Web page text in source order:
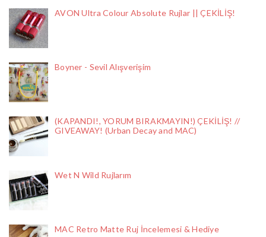
AVON Ultra Colour Absolute Rujlar || ÇEKİLİŞ!
Boyner - Sevil Alışverişim
(KAPANDI!, YORUM BIRAKMAYIN!) ÇEKİLİŞ! //
GIVEAWAY! (Urban Decay and MAC)
Wet N Wild Rujlarım
MAC Retro Matte Ruj İncelemesi & Hediye